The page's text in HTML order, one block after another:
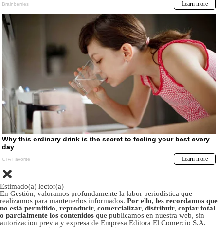
Estimado(a) lector(a)
En Gestión, valoramos profundamente la labor periodística que
realizamos para mantenerlos informados. Por ello, les recordamos que
no está permitido, reproducir, comercializar, distribuir, copiar total
o parcialmente los contenidos que publicamos en nuestra web, sin
autorizacion previa y expresa de Empresa Editora El Comercio S.A.